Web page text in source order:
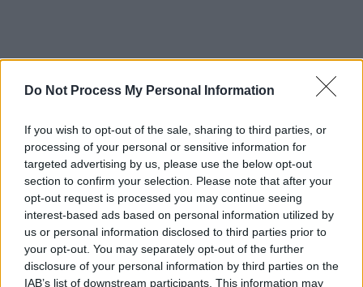
Do Not Process My Personal Information
If you wish to opt-out of the sale, sharing to third parties, or
processing of your personal or sensitive information for
targeted advertising by us, please use the below opt-out
section to confirm your selection. Please note that after your
opt-out request is processed you may continue seeing
interest-based ads based on personal information utilized by
us or personal information disclosed to third parties prior to
your opt-out. You may separately opt-out of the further
disclosure of your personal information by third parties on the
IAB’s list of downstream participants. This information may